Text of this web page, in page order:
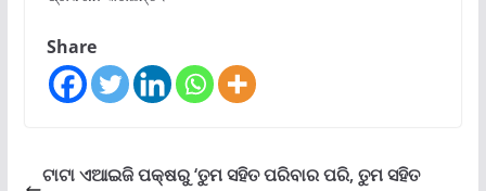
Share
ଟାଟା ଏଆଇଜି ପକ୍ଷରୁ ‘ତୁମ ସହିତ ପରିବାର ପରି, ତୁମ ସହିତ